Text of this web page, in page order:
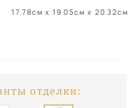
17.78см x 19.05см x 20.32см
отделки: